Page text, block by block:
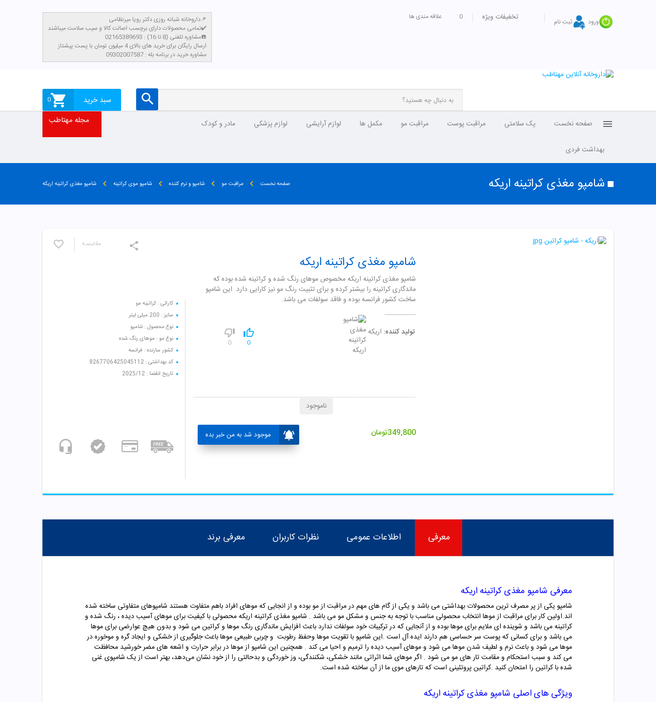
ورود ثبت نام تخفیفات ویژه 0 علاقه مندی ها
داروخانه شبانه روزی دکتر رویا میرنظامی📌
تمامی محصولات دارای برچسب اصالت کالا و سیب سلامت میباشند✔️
مشاوره تلفنی (8 تا 16) : 02165389693☎️
​ارسال رایگان برای خرید های بالای 4 میلیون تومان با پست پیشتاز
مشاوره خرید در برنامه بله : 09302007587
سبد خرید 0
صفحه نخست پک سلامتی مراقبت پوست مراقبت مو مکمل ها لوازم آرایشی لوازم پزشکی مادر و کودک
بهداشت فردی
مجله مهتاطب
شامپو مغذی کراتینه اریکه صفحه نخست مراقبت مو شامپو و نرم کننده شامپو موی کراتینه شامپو مغذی کراتینه اریکه
مقایسـه
کارائی : کراتینه مو
سایز : 200 میلی لیتر
نوع محصول : شامپو
نوع مو : موهای رنگ شده
کشور سازنده : فرانسه
کد بهداشتی : 8267706425045112
تاریخ انقضا : 2025/12
شامپو مغذی کراتینه اریکه
شامپو مغذی کراتینه اریکه مخصوص موهای رنگ شده و کراتینه شده بوده که
ماندگاری کراتینه را بیشتر کرده و برای تثبیت رنگ مو نیز کارایی دارد. این شامپو
ساخت کشور فرانسه بوده و فاقد سولفات می باشد.
تولید کننده: اریکه
0
0
349,800تومان موجود شد به من خبر بده
ناموجود
معرفی اطلاعات عمومی نظرات کاربران معرفی برند
معرفی شامپو مغذی کراتینه اریکه
شامپو یکی از پر مصرف ترین محصولات بهداشتی می باشد و یکی از گام های مهم در مراقبت از مو بوده و از انجایی که موهای افراد باهم متفاوت هستند شامپوهای متفاوتی ساخته شده
اند.اولین کار برای مراقبت از موها انتخاب محصولی مناسب با توجه به جنس و مشکل مو می باشد . شامپو مغذی کراتینه اریکه محصولی با کیفیت برای موهای آسیب دیده ، رنگ شده و
کراتینه می باشد و شوینده ای ملایم برای موها بوده و از آنجایی که در ترکیبات خود سولفات ندارد باعث افزایش ماندگاری رنگ موها و کراتین می شود و بدون هیچ عوارضی برای موها
می باشد و برای کسانی که پوست سر حساسی هم دارند ایده آل است .این شامپو با تقویت موها وحفظ رطوبت و چربی طبیعی موها باعث جلوگیری از خشکی و ایجاد گره و موخوره در
موها می شود و باعث نرم و لطیف شدن موها می شود و موهای آسیب دیده را ترمیم و احیا می کند . همچنین این شامپو از موها در برابر حرارت و اشعه های مضر خورشید محافظت
می کند و سبب استحکام و مقامت تار های مو می شود . اگر موهای شما اثراتی مانند خشکی، شکنندگی، وز خوردگی و بدحالتی را از خود نشان می‌دهد، بهتر است از یک شامپوی غنی
شده با کراتین را امتحان کنید .کراتین پروتئینی است که تارهای موی ما از آن ساخته شده است.
ویژگی های اصلی شامپو مغذی کراتینه اریکه